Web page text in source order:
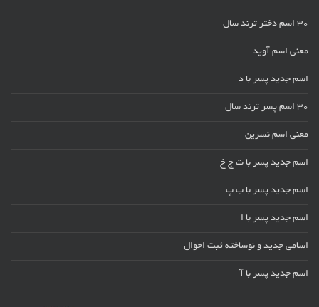
30 اسم دختر ترند سال
معنی اسم آوید
اسم جدید پسر با د
30 اسم پسر ترند سال
معنی اسم نسرین
اسم جدید پسر با ت ج خ
اسم جدید پسر با ب پ
اسم جدید پسر با ا
اسامی جدید و نوساخته ثبت احوال
اسم جدید پسر با آ